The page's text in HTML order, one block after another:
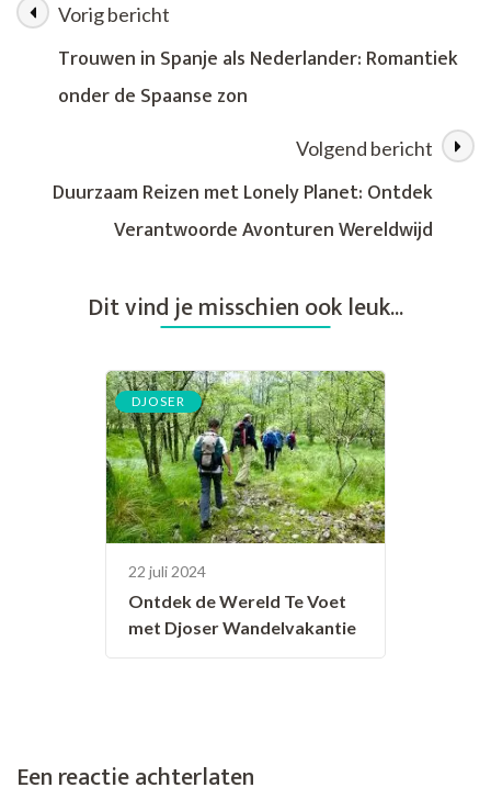
Berichtnavigatie
Vorig bericht
Trouwen in Spanje als Nederlander: Romantiek
onder de Spaanse zon
Volgend bericht
Duurzaam Reizen met Lonely Planet: Ontdek
Verantwoorde Avonturen Wereldwijd
Dit vind je misschien ook leuk...
DJOSER
22 juli 2024
Ontdek de Wereld Te Voet
met Djoser Wandelvakantie
Een reactie achterlaten